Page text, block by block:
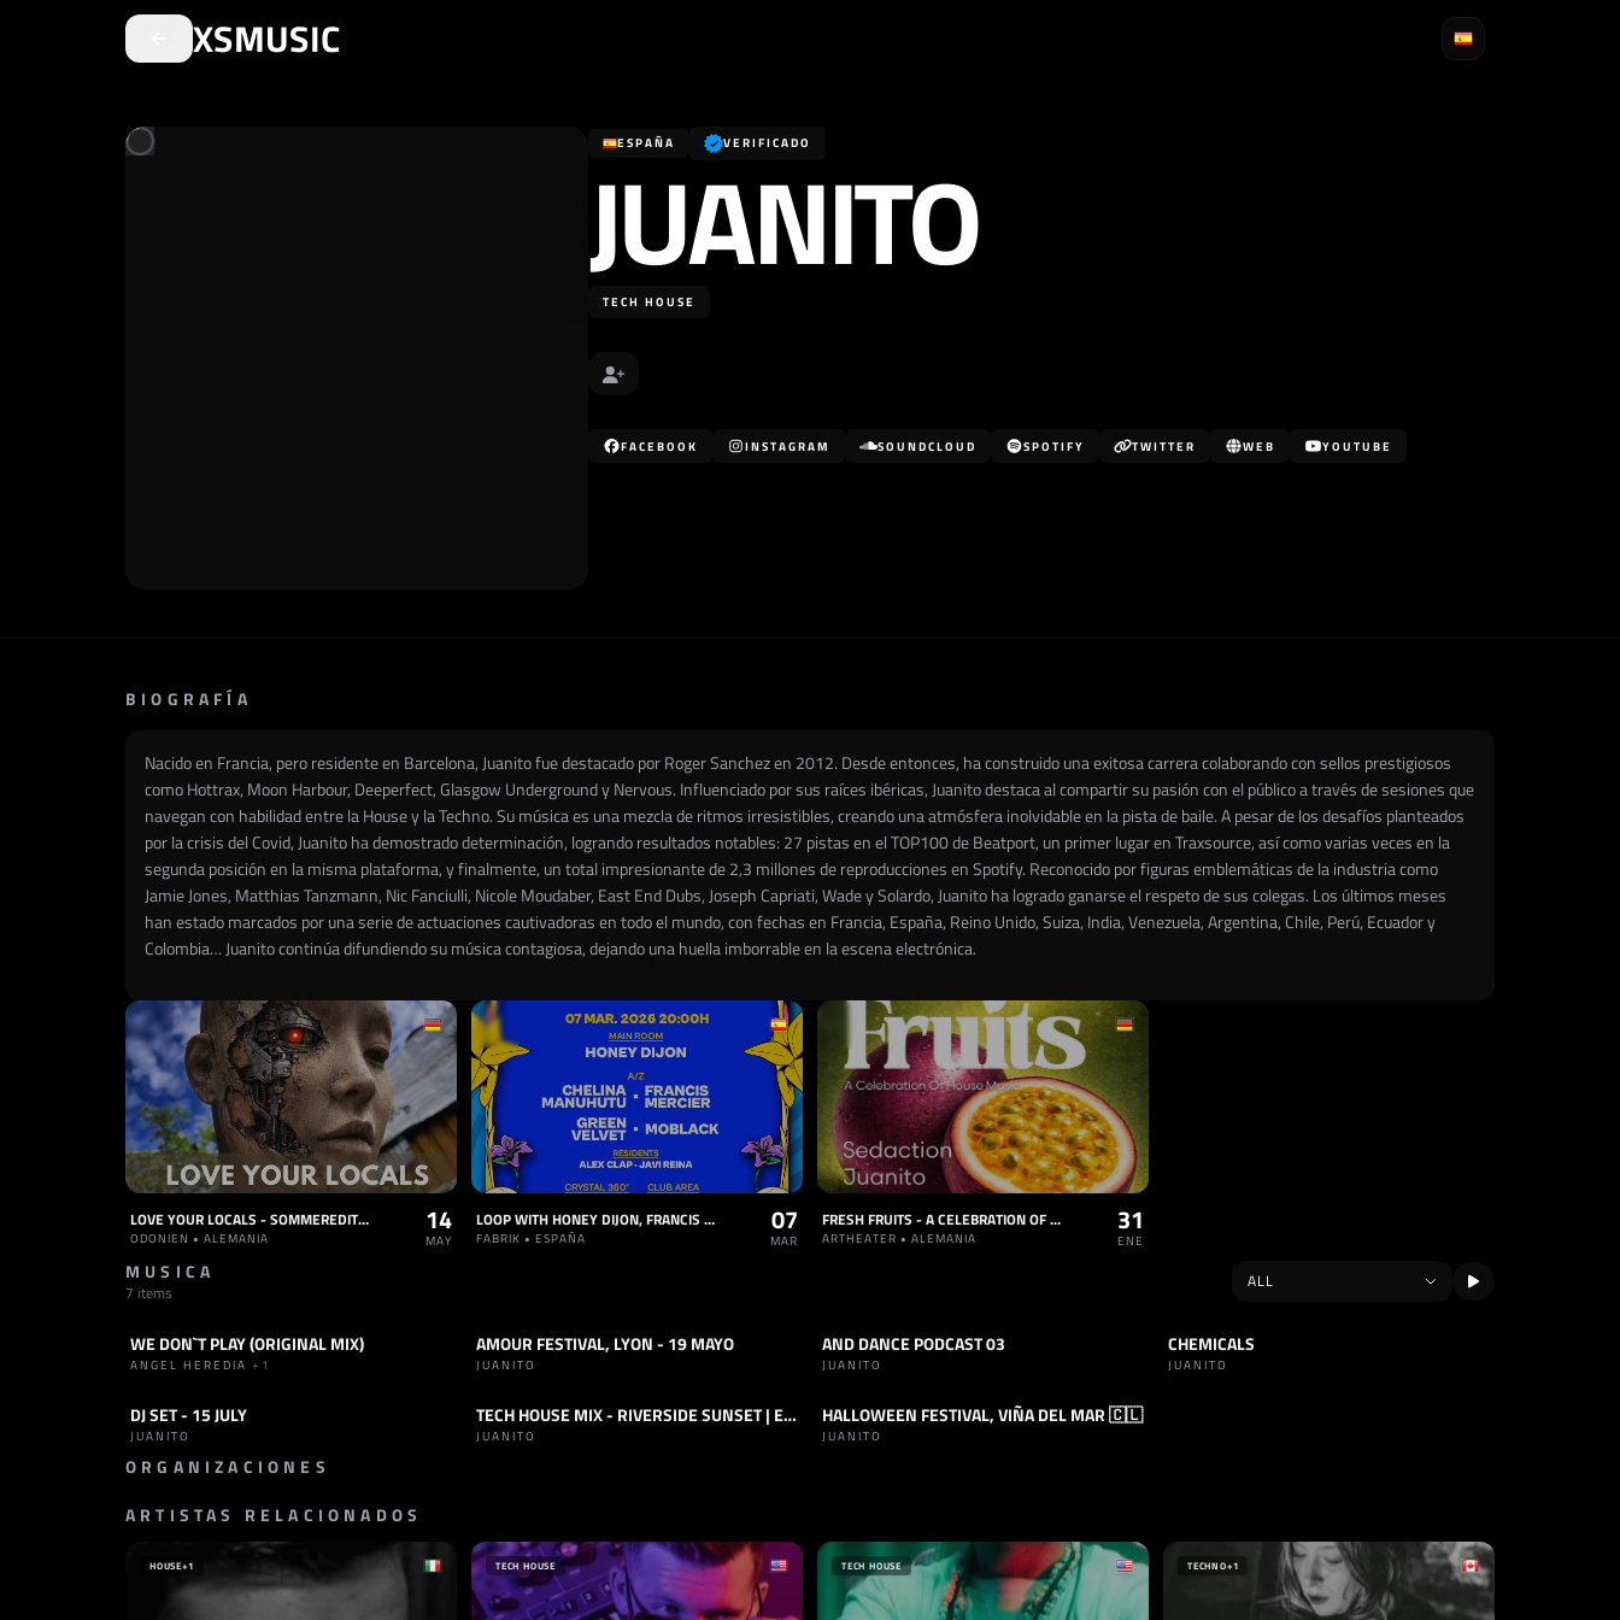
XSMUSIC
ESPAÑA VERIFICADO
JUANITO
TECH HOUSE
FACEBOOK INSTAGRAM SOUNDCLOUD SPOTIFY TWITTER WEB YOUTUBE
BIOGRAFÍA
Nacido en Francia, pero residente en Barcelona, Juanito fue destacado por Roger Sanchez en 2012. Desde entonces, ha construido una exitosa carrera colaborando con sellos prestigiosos
como Hottrax, Moon Harbour, Deeperfect, Glasgow Underground y Nervous. Influenciado por sus raíces ibéricas, Juanito destaca al compartir su pasión con el público a través de sesiones que
navegan con habilidad entre la House y la Techno. Su música es una mezcla de ritmos irresistibles, creando una atmósfera inolvidable en la pista de baile. A pesar de los desafíos planteados
por la crisis del Covid, Juanito ha demostrado determinación, logrando resultados notables: 27 pistas en el TOP100 de Beatport, un primer lugar en Traxsource, así como varias veces en la
segunda posición en la misma plataforma, y finalmente, un total impresionante de 2,3 millones de reproducciones en Spotify. Reconocido por figuras emblemáticas de la industria como
Jamie Jones, Matthias Tanzmann, Nic Fanciulli, Nicole Moudaber, East End Dubs, Joseph Capriati, Wade y Solardo, Juanito ha logrado ganarse el respeto de sus colegas. Los últimos meses
han estado marcados por una serie de actuaciones cautivadoras en todo el mundo, con fechas en Francia, España, Reino Unido, Suiza, India, Venezuela, Argentina, Chile, Perú, Ecuador y
Colombia… Juanito continúa difundiendo su música contagiosa, dejando una huella imborrable en la escena electrónica.
LOVE YOUR LOCALS - SOMMEREDITION
ODONIEN • ALEMANIA
14
MAY
LOOP WITH HONEY DIJON, FRANCIS MERCIER AND MUCH MORE
FABRIK • ESPAÑA
07
MAR
FRESH FRUITS - A CELEBRATION OF HOUSE MUSIC
ARTHEATER • ALEMANIA
31
ENE
MUSICA
7 items
TRACK TECH HOUSE
WE DON`T PLAY (ORIGINAL MIX)
ANGEL HEREDIA +1
SET TECH HOUSE
AMOUR FESTIVAL, LYON - 19 MAYO
JUANITO
PODCAST TECH HOUSE
AND DANCE PODCAST 03
JUANITO
TRACK DANCE
CHEMICALS
JUANITO
SET TECH HOUSE
DJ SET - 15 JULY
JUANITO
SET HOUSE+1 TECH HOUSE MIX - RIVERSIDE SUNSET | ETANG DE L’ARNEL 🇫🇷
JUANITO
SET TECH HOUSE
HALLOWEEN FESTIVAL, VIÑA DEL MAR 🇨🇱
JUANITO
ORGANIZACIONES
SELLO
AND DANCE
ARTISTAS RELACIONADOS
HOUSE+1 TECH HOUSE TECH HOUSE TECHNO+1